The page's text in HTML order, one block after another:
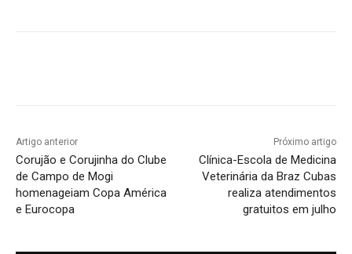
Artigo anterior
Corujão e Corujinha do Clube
de Campo de Mogi
homenageiam Copa América
e Eurocopa
Próximo artigo
Clínica-Escola de Medicina
Veterinária da Braz Cubas
realiza atendimentos
gratuitos em julho